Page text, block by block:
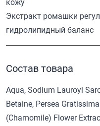
кожу
Экстракт ромашки
гидролипидный баланс
Состав товара
Aqua, Sodium Lauroyl
Betaine, Persea
(Chamomile) Flower